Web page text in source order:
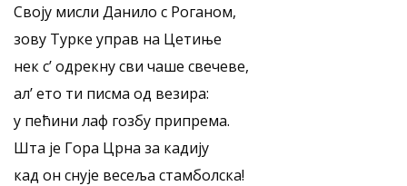
Своју мисли Данило с Роганом,
зову Турке управ на Цетиње
нек с’ одрекну сви чаше свечеве,
ал’ ето ти писма од везира:
у пећини лаф гозбу припрема.
Шта је Гора Црна за кадију
кад он снује весеља стамболска!